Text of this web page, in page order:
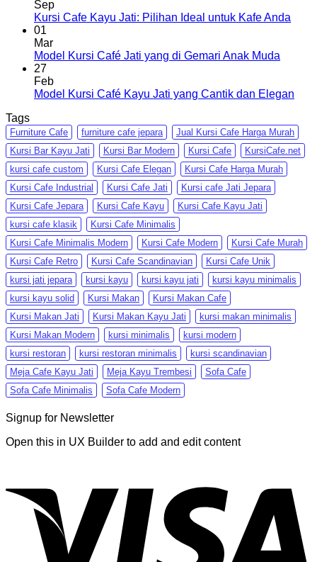
Sep
Kursi Cafe Kayu Jati: Pilihan Ideal untuk Kafe Anda
01
Mar
Model Kursi Café Jati yang di Gemari Anak Muda
27
Feb
Model Kursi Café Kayu Jati yang Cantik dan Elegan
Tags
Furniture Cafe furniture cafe jepara
Jual Kursi Cafe Harga Murah
Kursi Bar Kayu Jati
Kursi Bar Modern Kursi Cafe
KursiCafe.net
kursi cafe custom
Kursi Cafe Elegan
Kursi Cafe Harga Murah
Kursi Cafe Industrial
Kursi Cafe Jati
Kursi cafe Jati Jepara
Kursi Cafe Jepara
Kursi Cafe Kayu
Kursi Cafe Kayu Jati
kursi cafe klasik
Kursi Cafe Minimalis
Kursi Cafe Minimalis Modern
Kursi Cafe Modern
Kursi Cafe Murah
Kursi Cafe Retro
Kursi Cafe Scandinavian
Kursi Cafe Unik
kursi jati jepara
kursi kayu kursi kayu jati
kursi kayu minimalis
kursi kayu solid
Kursi Makan
Kursi Makan Cafe
Kursi Makan Jati
Kursi Makan Kayu Jati
kursi makan minimalis
Kursi Makan Modern
kursi minimalis
kursi modern
kursi restoran
kursi restoran minimalis
kursi scandinavian
Meja Cafe Kayu Jati
Meja Kayu Trembesi
Sofa Cafe
Sofa Cafe Minimalis
Sofa Cafe Modern
Signup for Newsletter
Open this in UX Builder to add and edit content